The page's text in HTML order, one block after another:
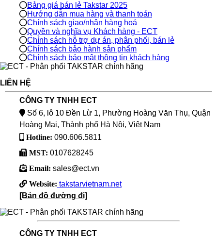
Bảng giá bán lẻ Takstar 2025
Hướng dẫn mua hàng và thanh toán
Chính sách giao/nhận hàng hoá
Quyền và nghĩa vụ Khách hàng - ECT
Chính sách hỗ trợ dự án, phân phối, bán lẻ
Chính sách bảo hành sản phẩm
Chính sách bảo mật thông tin khách hàng
LIÊN HỆ
CÔNG TY TNHH ECT
Số 6, lô 10 Đền Lừ 1, Phường Hoàng Văn Thụ, Quận
Hoàng Mai, Thành phố Hà Nội, Việt Nam
Hotline: 090.606.5811
MST: 0107628245
Email: sales@ect.vn
Website: takstarvietnam.net
[Bản đồ đường đi]
CÔNG TY TNHH ECT